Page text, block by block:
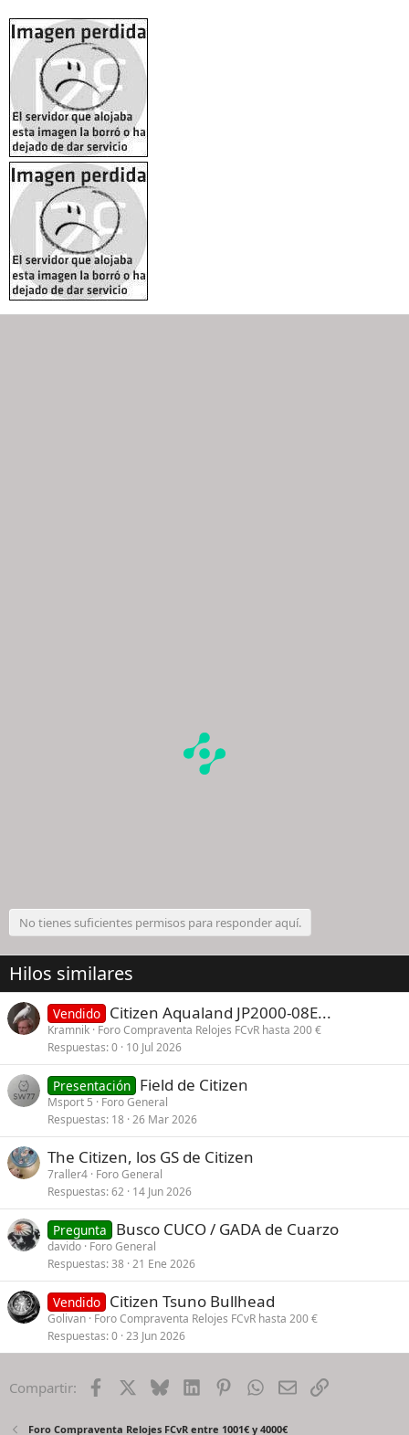
No tienes suficientes permisos para responder aquí.
Hilos similares
Vendido Citizen Aqualand JP2000-08E...
Kramnik Foro Compraventa Relojes FCvR hasta 200 €
Respuestas 0 10 Jul 2026
Presentación Field de Citizen
Msport 5
Foro General
Respuestas 18 26 Mar 2026
The Citizen, los GS de Citizen
7raller4 Foro General
Respuestas 62 14 Jun 2026
Pregunta Busco CUCO / GADA de Cuarzo
davido Foro General
Respuestas 38 21 Ene 2026
Vendido Citizen Tsuno Bullhead
Golivan Foro Compraventa Relojes FCvR hasta 200 €
Respuestas 0 23 Jun 2026
Compartir: Facebook BlueskyLinkedInPinterestWhatsApp
EmailEnlace
Foro Compraventa Relojes FCvR entre 1001€ y 4000€